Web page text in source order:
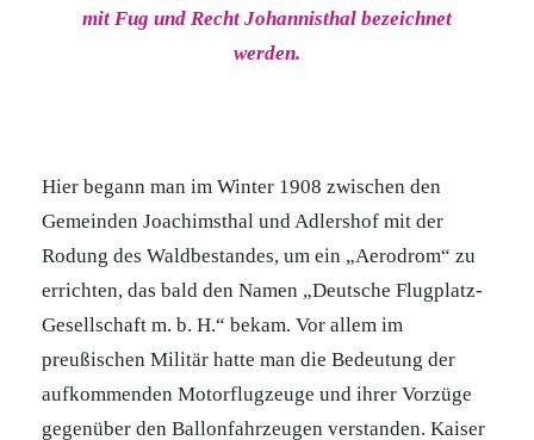
mit Fug und Recht Johannisthal bezeichnet
werden.
Hier begann man im Winter 1908 zwischen den
Gemeinden Joachimsthal und Adlershof mit der
Rodung des Waldbestandes, um ein „Aerodrom“ zu
errichten, das bald den Namen „Deutsche Flugplatz-
Gesellschaft m. b. H.“ bekam. Vor allem im
preußischen Militär hatte man die Bedeutung der
aufkommenden Motorflugzeuge und ihrer Vorzüge
gegenüber den Ballonfahrzeugen verstanden. Kaiser